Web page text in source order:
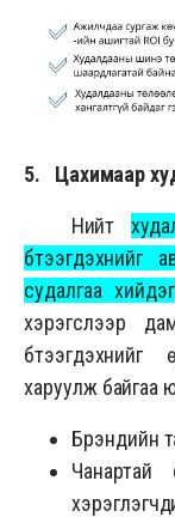
5. Цахимаар
Нийт
судалгаа хийдэг
хэрэгслээр
харуулж байгаа
Брэндийн